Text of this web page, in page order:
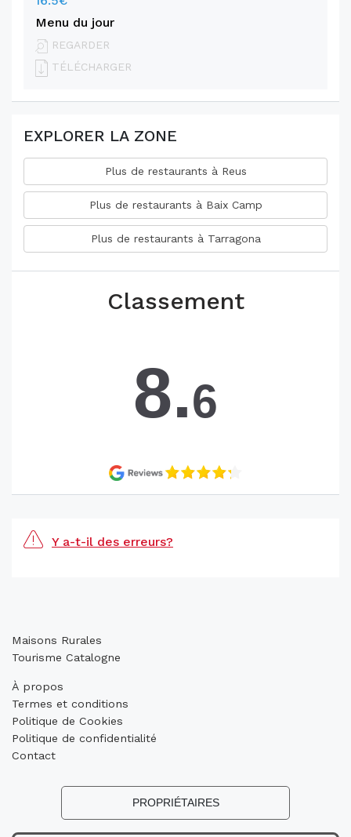
Menu du jour
REGARDER
TÉLÉCHARGER
EXPLORER LA ZONE
Plus de restaurants à Reus
Plus de restaurants à Baix Camp
Plus de restaurants à Tarragona
Classement
8.6
Y a-t-il des erreurs?
Maisons Rurales
Tourisme Catalogne
À propos
Termes et conditions
Politique de Cookies
Politique de confidentialité
Contact
PROPRIÉTAIRES